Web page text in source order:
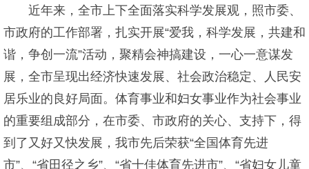
近年来，全市上下全面落实科学发展观，照市委、
市政府的工作部署，扎实开展“爱我，科学发展，共建和
谐，争创一流”活动，聚精会神搞建设，一心一意谋发
展，全市呈现出经济快速发展、社会政治稳定、人民安
居乐业的良好局面。体育事业和妇女事业作为社会事业
的重要组成部分，在市委、市政府的关心、支持下，得
到了又好又快发展，我市先后荣获“全国体育先进
市”、“省田径之乡”、“省十佳体育先进市”、“省妇女儿童